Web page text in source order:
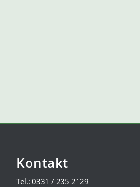
Kontakt
Tel.: 0331 / 235 2129